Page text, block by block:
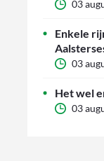
03
Enkele
03
Het wel
03